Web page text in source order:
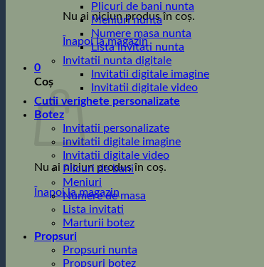
Nu ai niciun produs în coș.
Înapoi la magazin
0
Coș
Nu ai niciun produs în coș.
Înapoi la magazin
Plicuri de bani nunta
Meniuri nunta
Numere masa nunta
Lista invitati nunta
Invitatii nunta digitale
Invitatii digitale imagine
Invitatii digitale video
Cutii verighete personalizate
Botez
Invitatii personalizate
invitatii digitale imagine
Invitatii digitale video
Plicuri de bani
Meniuri
Numere de masa
Lista invitati
Marturii botez
Propsuri
Propsuri nunta
Propsuri botez